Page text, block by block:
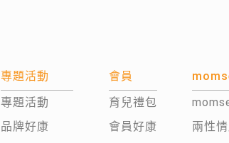
專題活動
專題活動
品牌好康
會員
育兒禮包
會員好康
兩性